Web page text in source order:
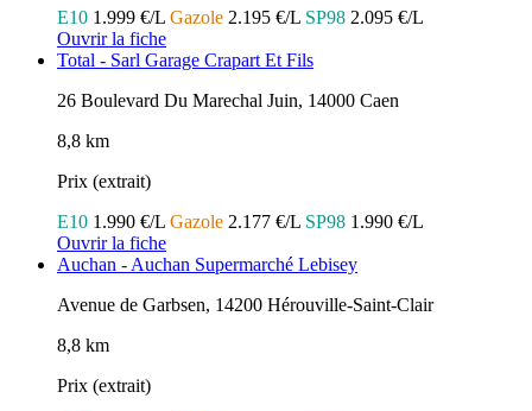
E10 1.999 €/L Gazole 2.195 €/L SP98 2.095 €/L
Ouvrir la fiche
Total - Sarl Garage Crapart Et Fils
26 Boulevard Du Marechal Juin, 14000 Caen
8,8 km
Prix (extrait)
E10 1.990 €/L Gazole 2.177 €/L SP98 1.990 €/L
Ouvrir la fiche
Auchan - Auchan Supermarché Lebisey
Avenue de Garbsen, 14200 Hérouville-Saint-Clair
8,8 km
Prix (extrait)